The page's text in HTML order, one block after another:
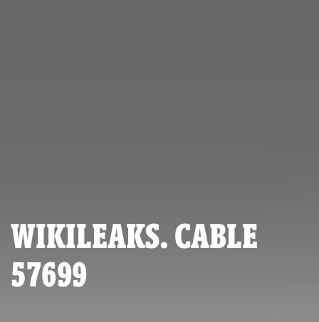
WIKILEAKS. CABLE
57699